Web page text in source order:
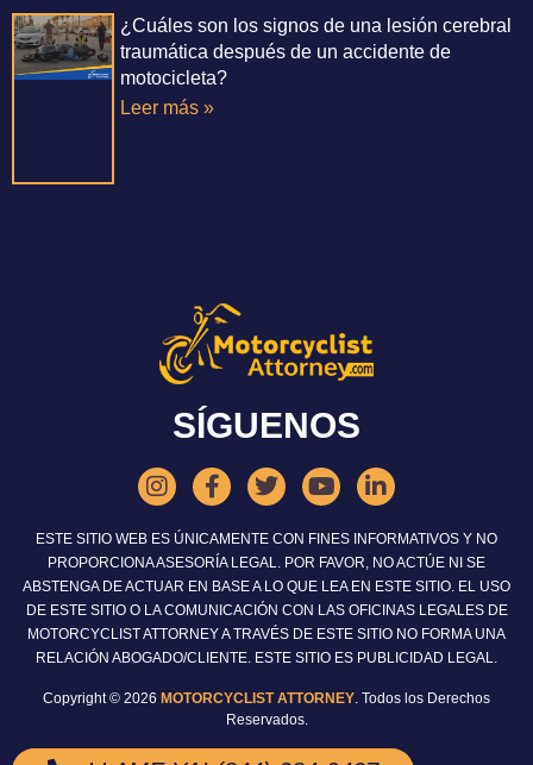
¿Cuáles son los signos de una lesión cerebral
traumática después de un accidente de
motocicleta?
Leer más »
SÍGUENOS
ESTE SITIO WEB ES ÚNICAMENTE CON FINES INFORMATIVOS Y NO
PROPORCIONA ASESORÍA LEGAL. POR FAVOR, NO ACTÚE NI SE
ABSTENGA DE ACTUAR EN BASE A LO QUE LEA EN ESTE SITIO. EL USO
DE ESTE SITIO O LA COMUNICACIÓN CON LAS OFICINAS LEGALES DE
MOTORCYCLIST ATTORNEY A TRAVÉS DE ESTE SITIO NO FORMA UNA
RELACIÓN ABOGADO/CLIENTE. ESTE SITIO ES PUBLICIDAD LEGAL.
Copyright © 2026 MOTORCYCLIST ATTORNEY . Todos los Derechos
Reservados.